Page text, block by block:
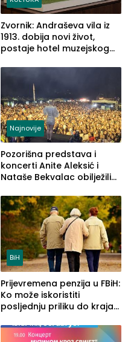
Zvornik: Andraševa vila iz
1913. dobija novi život,
postaje hotel muzejskog
Najnovije
Pozorišna predstava i
koncerti Anite Aleksić i
Nataše Bekvalac obilježili
ljeta (FOTO)
BiH
Prijevremena penzija u FBiH:
Ko može iskoristiti
posljednju priliku do kraja